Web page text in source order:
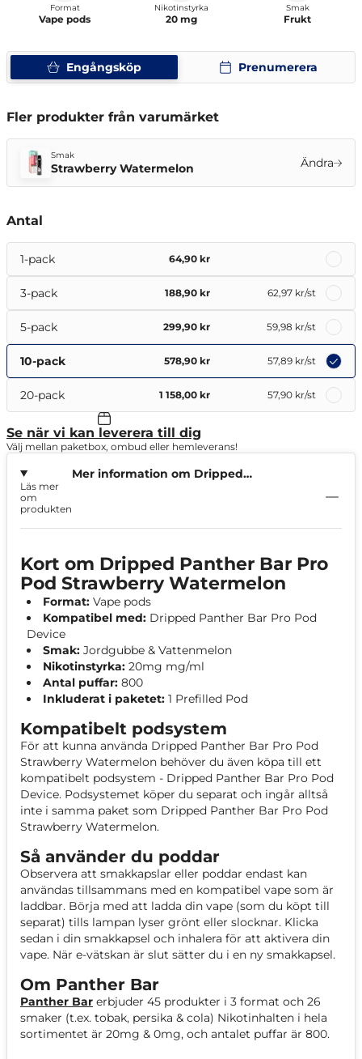
Engångsköp Prenumerera
Format
Vape pods
Nikotinstyrka
20 mg
Smak
Frukt
Fler produkter från varumärket
Smak
Strawberry Watermelon Ändra
Antal
1-pack 64,90 kr
3-pack 188,90 kr 62,97 kr/st
5-pack 299,90 kr 59,98 kr/st
10-pack 578,90 kr 57,89 kr/st
20-pack 1 158,00 kr 57,90 kr/st
Se när vi kan leverera till dig
Välj mellan paketbox, ombud eller hemleverans!
Mer information om Dripped
Läs mer
om
produkten
Kort om Dripped Panther Bar Pro
Pod Strawberry Watermelon
Format: Vape pods
Kompatibel med: Dripped Panther Bar Pro Pod
Device
Smak: Jordgubbe & Vattenmelon
Nikotinstyrka: 20mg mg/ml
Antal puffar: 800
Inkluderat i paketet: 1 Prefilled Pod
Kompatibelt podsystem
För att kunna använda Dripped Panther Bar Pro Pod
Strawberry Watermelon behöver du även köpa till ett
kompatibelt podsystem - Dripped Panther Bar Pro Pod
Device. Podsystemet köper du separat och ingår alltså
inte i samma paket som Dripped Panther Bar Pro Pod
Strawberry Watermelon.
Så använder du poddar
Observera att smakkapslar eller poddar endast kan
användas tillsammans med en kompatibel vape som är
laddbar. Börja med att ladda din vape (som du köpt till
separat) tills lampan lyser grönt eller slocknar. Klicka
sedan i din smakkapsel och inhalera för att aktivera din
vape. När e-vätskan är slut sätter du i en ny smakkapsel.
Om Panther Bar
Panther Bar erbjuder 45 produkter i 3 format och 26
smaker (t.ex. tobak, persika & cola) Nikotinhalten i hela
sortimentet är 20mg & 0mg, och antalet puffar är 800.